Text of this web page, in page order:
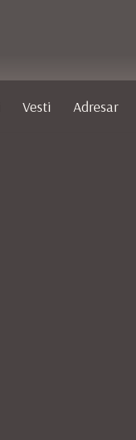
Vesti Adresar